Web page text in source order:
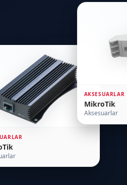
AKSESUARLAR
MikroTik
Aksesuarlar